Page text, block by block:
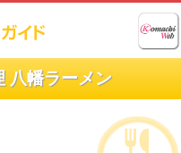
八幡ラーメン